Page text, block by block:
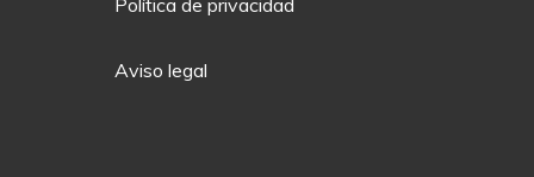
Política de privacidad
Aviso legal